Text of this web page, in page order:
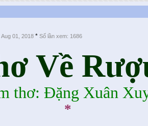
Aug 01, 2018 *Số lần xem: 1686
Về
thơ: Đặng Xuân
*